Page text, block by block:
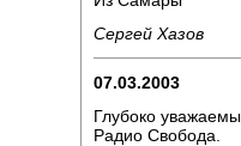
Сергей Хазов
07.03.2003
Глубоко
Радио Свобода.